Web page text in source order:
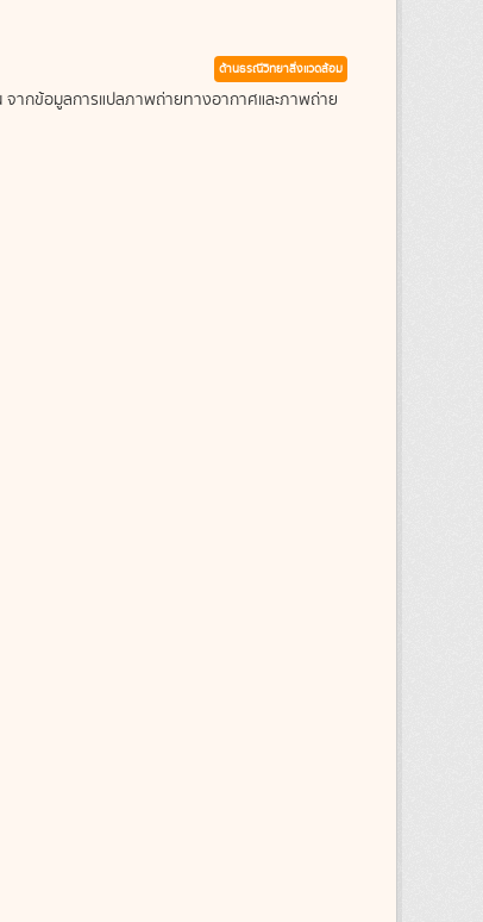
ด้านธรณีวิทยาสิ่งแวดล้อม
จากข้อมูลการแปลภาพถ่ายทางอากาศและภาพถ่าย